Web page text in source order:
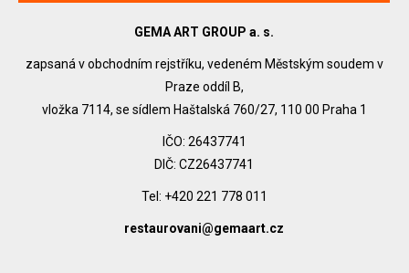
GEMA ART GROUP a. s.
zapsaná v obchodním rejstříku, vedeném Městským soudem v
Praze oddíl B,
vložka 7114, se sídlem Haštalská 760/27, 110 00 Praha 1
IČO: 26437741
DIČ: CZ26437741
Tel: +420 221 778 011
restaurovani@gemaart.cz